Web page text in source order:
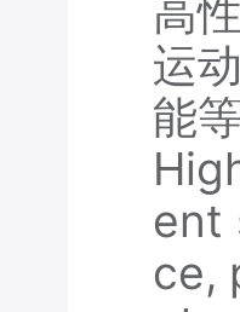
高
运
能
ent
ce,